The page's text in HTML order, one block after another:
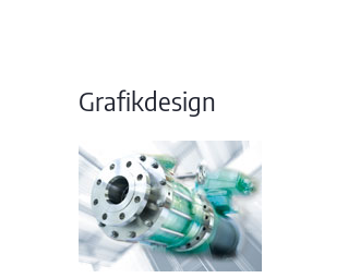
Grafikdesign